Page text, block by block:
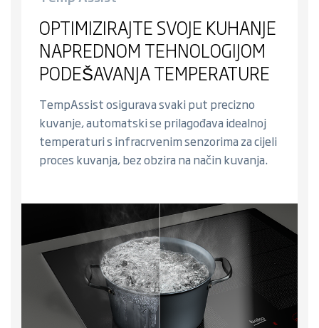
OPTIMIZIRAJTE SVOJE KUHANJE
NAPREDNOM TEHNOLOGIJOM
PODEŠAVANJA TEMPERATURE
TempAssist osigurava svaki put precizno
kuvanje, automatski se prilagođava idealnoj
temperaturi s infracrvenim senzorima za cijeli
proces kuvanja, bez obzira na način kuvanja.